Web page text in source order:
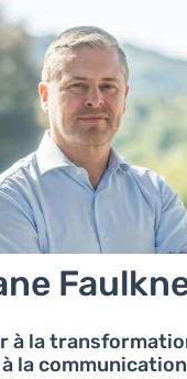
à la
la communication